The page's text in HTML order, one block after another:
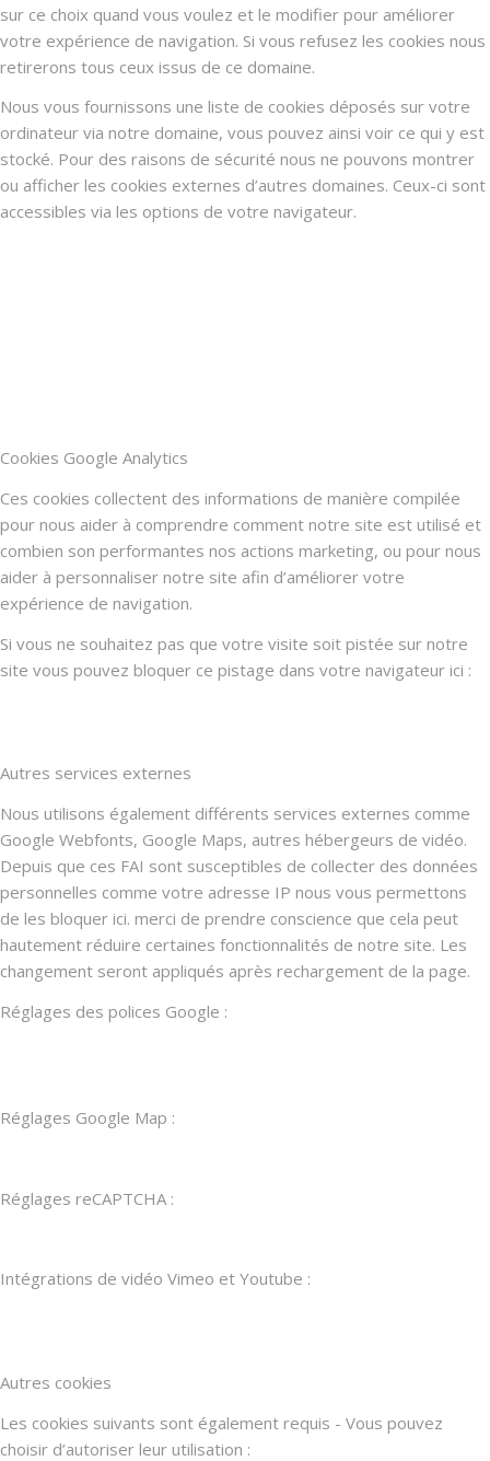
sur ce choix quand vous voulez et le modifier pour améliorer
votre expérience de navigation. Si vous refusez les cookies nous
retirerons tous ceux issus de ce domaine.
Nous vous fournissons une liste de cookies déposés sur votre
ordinateur via notre domaine, vous pouvez ainsi voir ce qui y est
stocké. Pour des raisons de sécurité nous ne pouvons montrer
ou afficher les cookies externes d’autres domaines. Ceux-ci sont
accessibles via les options de votre navigateur.
Cookies Google Analytics
Ces cookies collectent des informations de manière compilée
pour nous aider à comprendre comment notre site est utilisé et
combien son performantes nos actions marketing, ou pour nous
aider à personnaliser notre site afin d’améliorer votre
expérience de navigation.
Si vous ne souhaitez pas que votre visite soit pistée sur notre
site vous pouvez bloquer ce pistage dans votre navigateur ici :
Autres services externes
Nous utilisons également différents services externes comme
Google Webfonts, Google Maps, autres hébergeurs de vidéo.
Depuis que ces FAI sont susceptibles de collecter des données
personnelles comme votre adresse IP nous vous permettons
de les bloquer ici. merci de prendre conscience que cela peut
hautement réduire certaines fonctionnalités de notre site. Les
changement seront appliqués après rechargement de la page.
Réglages des polices Google :
Réglages Google Map :
Réglages reCAPTCHA :
Intégrations de vidéo Vimeo et Youtube :
Autres cookies
Les cookies suivants sont également requis - Vous pouvez
choisir d’autoriser leur utilisation :